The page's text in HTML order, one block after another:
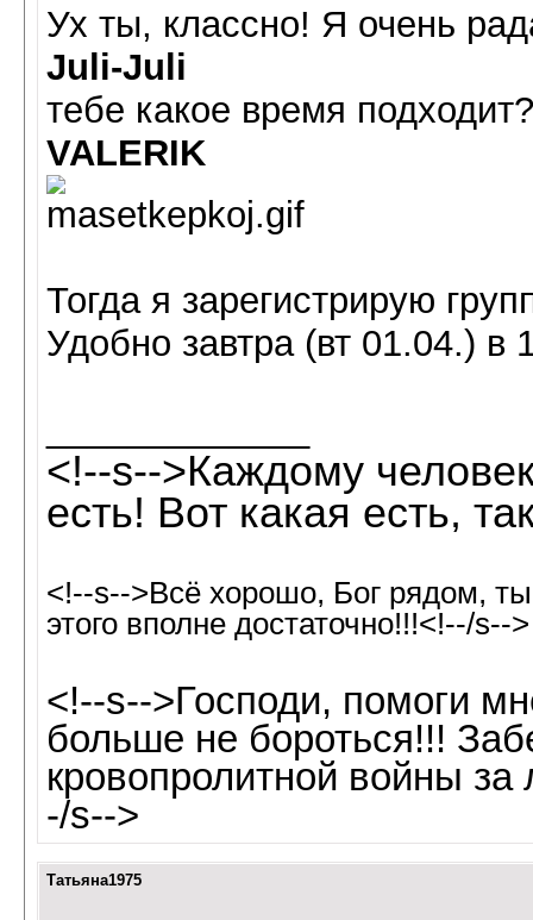
Ух ты, классно! Я очень
Juli-Juli
тебе какое время подходит?
VALERIK
Тогда я зарегистрирую
Удобно завтра (вт 01.04.) в
<!--s-->Каждому
есть! Вот какая есть,
<!--s-->Всё хорошо, Бог рядом,
этого вполне достаточно!!!<!--/s-->
<!--s-->Господи, помоги
больше не бороться!!!
кровопролитной войны
-/s-->
Татьяна1975